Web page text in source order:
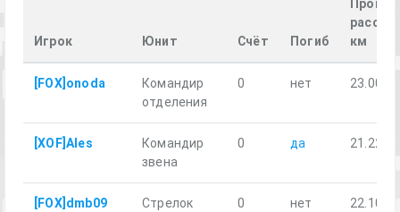
Игрок Юнит Счёт Погиб
км
[FOX]onoda
Командир
отделения
0 нет 23.00
[XOF]Ales
Командир
звена
0 да 21.22
[FOX]dmb09
Стрелок
0 нет 22.10